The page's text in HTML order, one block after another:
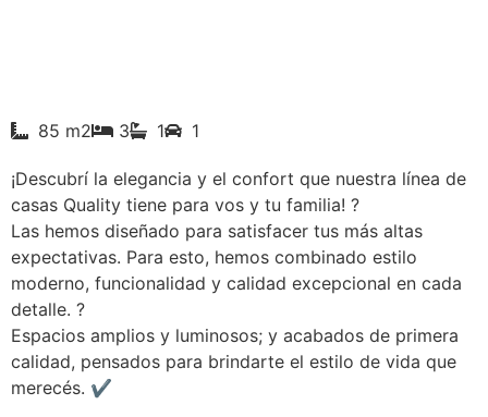
85 m2 3 1 1
¡Descubrí la elegancia y el confort que nuestra línea de
casas Quality tiene para vos y tu familia! ?
Las hemos diseñado para satisfacer tus más altas
expectativas. Para esto, hemos combinado estilo
moderno, funcionalidad y calidad excepcional en cada
detalle. ?
Espacios amplios y luminosos; y acabados de primera
calidad, pensados para brindarte el estilo de vida que
merecés. ✔️